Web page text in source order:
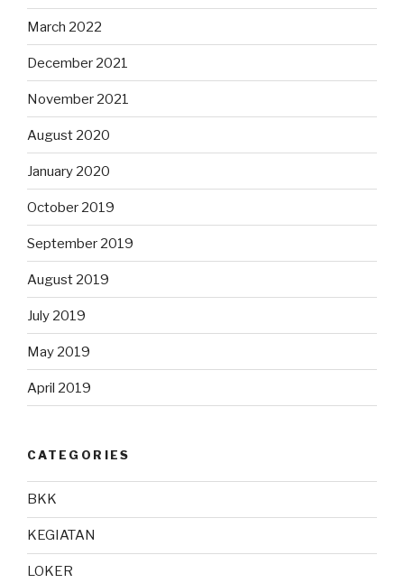
March 2022
December 2021
November 2021
August 2020
January 2020
October 2019
September 2019
August 2019
July 2019
May 2019
April 2019
CATEGORIES
BKK
KEGIATAN
LOKER